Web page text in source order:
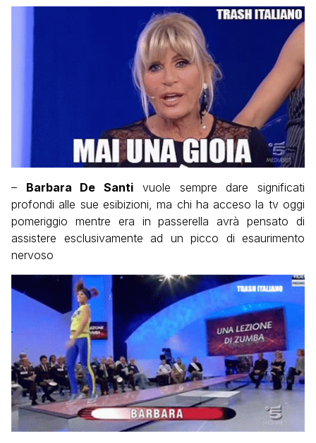
– Barbara De Santi vuole sempre dare significati
profondi alle sue esibizioni, ma chi ha acceso la tv oggi
pomeriggio mentre era in passerella avrà pensato di
assistere esclusivamente ad un picco di esaurimento
nervoso